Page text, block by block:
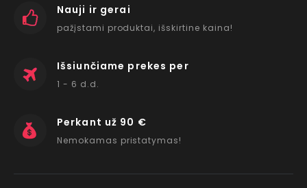
Nauji ir gerai
pažįstami produktai, išskirtine kaina!
Išsiunčiame prekes per
1 - 6 d.d.
Perkant už 90 €
Nemokamas pristatymas!